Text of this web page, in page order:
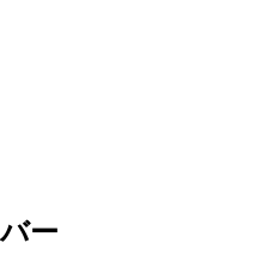
ー